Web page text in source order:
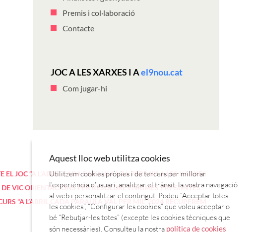
Premis i col·laboració
Contacte
JOC A LES XARXES I Ael9nou.cat
Com jugar-hi
EL JOC “A L’ABRIL CADA PARAULA VAL PER MIL” A LES XARXES
VIC ORIENTACIONS PER RESOLDRE ENIGMES PREGUNTES
“A L’ABRIL CADA PARAULA VAL PER MIL” 2024
RECUPEREM
Aquest lloc web utilitza cookies
Utilitzem cookies pròpies i de tercers per millorar
l'experiència d'usuari, analitzar el trànsit, la vostra navegació
al web i personalitzar el contingut. Podeu “Acceptar totes
les cookies”, “Configurar les cookies” que voleu acceptar o
bé “Rebutjar-les totes” (excepte les cookies tècniques que
són necessàries). Consulteu la nostra política de cookies